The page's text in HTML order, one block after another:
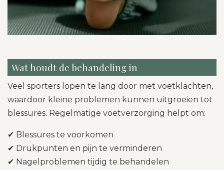
Wat houdt de behandeling in
Veel sporters lopen te lang door met voetklachten,
waardoor kleine problemen kunnen uitgroeien tot
blessures. Regelmatige voetverzorging helpt om:
✔ Blessures te voorkomen
✔ Drukpunten en pijn te verminderen
✔ Nagelproblemen tijdig te behandelen